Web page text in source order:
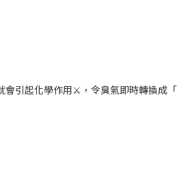
引起化學作用⚔️，令臭氣即時轉換成